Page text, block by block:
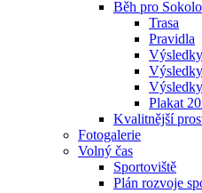
Běh pro
Trasa
Pravidla
Plakat
Kvalitnější
Fotogalerie
Volný čas
Sportoviště
Plán rozvoje